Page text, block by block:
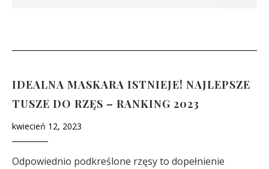
IDEALNA MASKARA ISTNIEJE! NAJLEPSZE
TUSZE DO RZĘS – RANKING 2023
kwiecień 12, 2023
Odpowiednio podkreślone rzęsy to dopełnienie